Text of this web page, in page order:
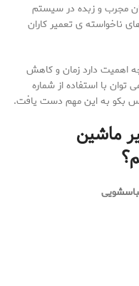
مجرب و زبده در سیستم
ناخواسته ی تعمیر کاران
اهمیت دارد زمان و کاهش
با استفاده از شماره
بکو به این مهم دست یافت.
ماشین